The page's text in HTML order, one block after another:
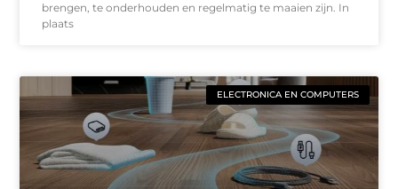
brengen, te onderhouden en regelmatig te maaien zijn. In
plaats
ELECTRONICA EN COMPUTERS